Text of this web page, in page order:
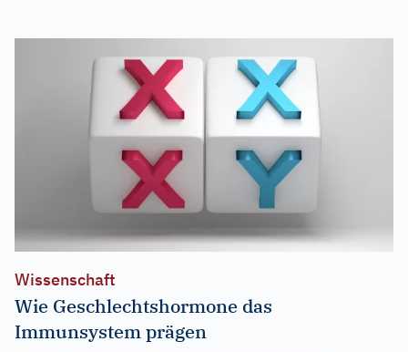
Wissenschaft
Wie Geschlechtshormone das
Immunsystem prägen